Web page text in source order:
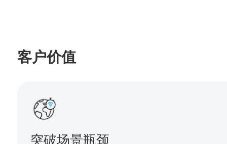
客户价值
突破场景瓶颈